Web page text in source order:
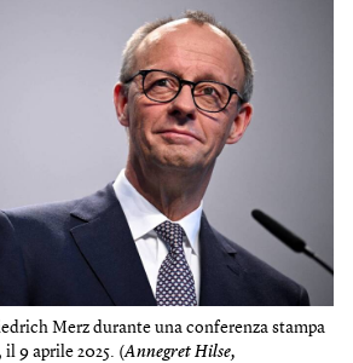
Merz durante una conferenza stampa
9 aprile 2025. (Annegret Hilse,